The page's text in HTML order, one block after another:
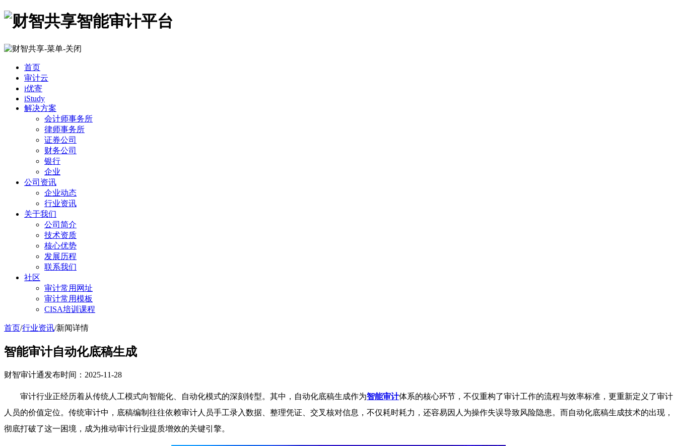
首页
审计云
i优寄
iStudy
解决方案
会计师事务所
律师事务所
证券公司
财务公司
银行
企业
公司资讯
企业动态
行业资讯
关于我们
公司简介
技术资质
核心优势
发展历程
联系我们
社区
审计常用网址
审计常用模板
CISA培训课程
首页/行业资讯/新闻详情
智能审计自动化底稿生成
财智审计通发布时间：2025-11-28
审计行业正经历着从传统人工模式向智能化、自动化模式的深刻转型。其中，自动化底稿生成作为智能审计体系的核心环节，不仅重构了审计工作的流程与效率标准，更重新定义了审计
人员的价值定位。传统审计中，底稿编制往往依赖审计人员手工录入数据、整理凭证、交叉核对信息，不仅耗时耗力，还容易因人为操作失误导致风险隐患。而自动化底稿生成技术的出现，
彻底打破了这一困境，成为推动审计行业提质增效的关键引擎。